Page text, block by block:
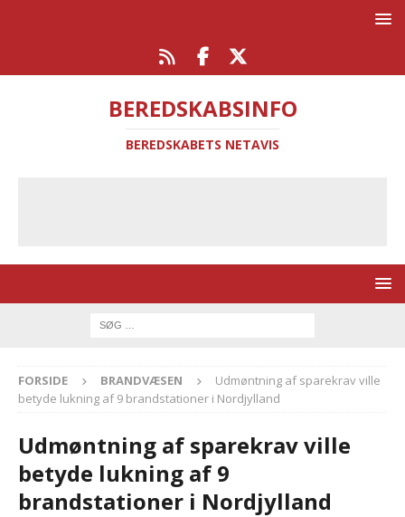
BEREDSKABSINFO
BEREDSKABETS NETAVIS
FORSIDE BRANDVÆSEN
Udmøntning af sparekrav ville
betyde lukning af 9 brandstationer i Nordjylland
Udmøntning af sparekrav ville
betyde lukning af 9
brandstationer i Nordjylland